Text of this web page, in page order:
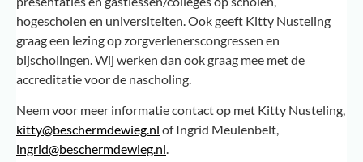
hogescholen en universiteiten. Ook geeft Kitty Nusteling
graag een lezing op zorgverlenerscongressen en
bijscholingen. Wij werken dan ook graag mee met de
accreditatie voor de nascholing.
Neem voor meer informatie contact op met Kitty Nusteling,
kitty@beschermdewieg.nl of Ingrid Meulenbelt,
ingrid@beschermdewieg.nl.